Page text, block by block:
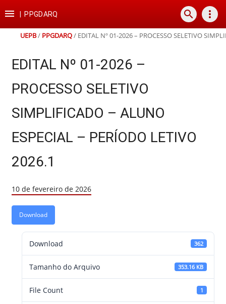
para
conteúdo
para
para
para
rodapé
 PPGDARQ search more_vert
UEPB/ PPGDARQ/ EDITAL Nº 01-2026 – PROCESSO SELETIVO
EDITAL Nº 01-2026 –
PROCESSO SELETIVO
SIMPLIFICADO – ALUNO
ESPECIAL – PERÍODO LETIVO
2026.1
10 de fevereiro de 2026
Download
Download 362
Tamanho do Arquivo 353.16 KB
File Count 1